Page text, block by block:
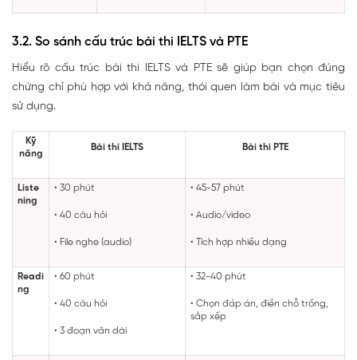
3.2. So sánh cấu trúc bài thi IELTS và PTE
Hiểu rõ cấu trúc bài thi IELTS và PTE sẽ giúp bạn chọn đúng
chứng chỉ phù hợp với khả năng, thói quen làm bài và mục tiêu
sử dụng.
Kỹ
năng
Bài thi IELTS Bài thi PTE
Liste
ning
• 30 phút
• 40 câu hỏi
• File nghe (audio)
• 45-57 phút
• Audio/video
• Tích hợp nhiều dạng
Readi
ng
• 60 phút
• 40 câu hỏi
• 3 đoạn văn dài
• 32-40 phút
• Chọn đáp án, điền chỗ trống,
sắp xếp